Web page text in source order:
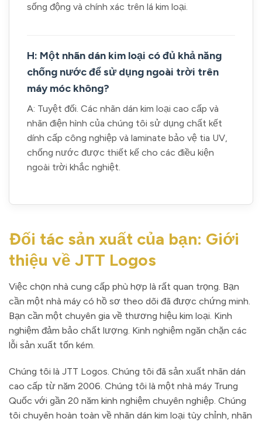
sống động và chính xác trên lá kim loại.
H: Một nhãn dán kim loại có đủ khả năng
chống nước để sử dụng ngoài trời trên
máy móc không?
A: Tuyệt đối. Các nhãn dán kim loại cao cấp và
nhãn điện hình của chúng tôi sử dụng chất kết
dính cấp công nghiệp và laminate bảo vệ tia UV,
chống nước được thiết kế cho các điều kiện
ngoài trời khắc nghiệt.
Đối tác sản xuất của bạn: Giới
thiệu về JTT Logos
Việc chọn nhà cung cấp phù hợp là rất quan trọng. Bạn
cần một nhà máy có hồ sơ theo dõi đã được chứng minh.
Bạn cần một chuyên gia về thương hiệu kim loại. Kinh
nghiệm đảm bảo chất lượng. Kinh nghiệm ngăn chặn các
lỗi sản xuất tốn kém.
Chúng tôi là JTT Logos. Chúng tôi đã sản xuất nhãn dán
cao cấp từ năm 2006. Chúng tôi là một nhà máy Trung
Quốc với gần 20 năm kinh nghiệm chuyên nghiệp. Chúng
tôi chuyên hoàn toàn về nhãn dán kim loại tùy chỉnh, nhãn